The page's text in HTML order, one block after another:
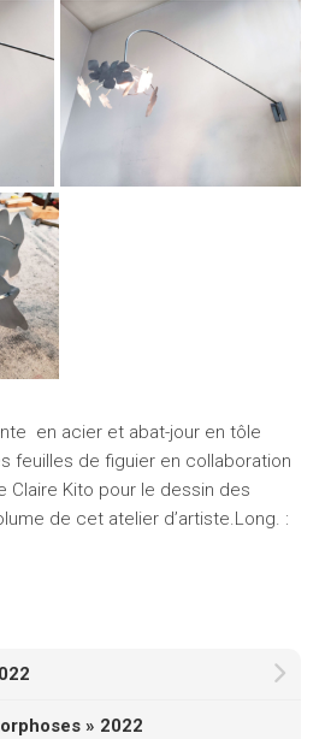
en acier et abat-jour en tôle
feuilles de figuier en collaboration
Claire Kito pour le dessin des
de cet atelier d’artiste.Long. :
» 2022